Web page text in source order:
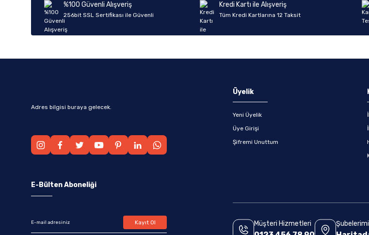
Ürün fiyatı diğer sitelerden daha pahalı.
Bu ürüne benzer farklı alternatifler olmalı.
%100 Güvenli Alışveriş
256bit SSL Sertifikası ile Güvenli
Kredi Kartı ile Alışveriş
Tüm Kredi Kartlarına 12 Taksit
Adres bilgisi buraya gelecek.
Üyelik
Yeni Üyelik
Üye Girişi
Şifremi Unuttum
E-Bülten Aboneliği
Kayıt Ol Müşteri Hizmetleri